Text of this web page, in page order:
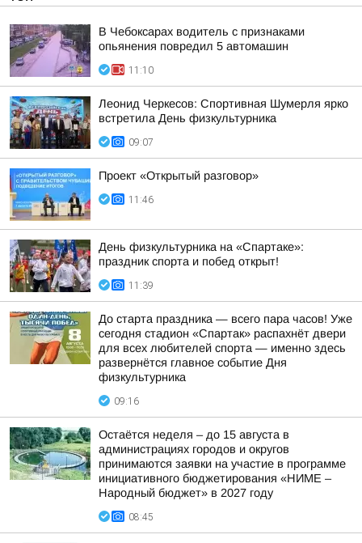
В Чебоксарах водитель с признаками
опьянения повредил 5 автомашин
11:10
Леонид Черкесов: Спортивная Шумерля ярко
встретила День физкультурника
09:07
Проект «Открытый разговор»
11:46
День физкультурника на «Спартаке»:
праздник спорта и побед открыт!
11:39
До старта праздника — всего пара часов! Уже
сегодня стадион «Спартак» распахнёт двери
для всех любителей спорта — именно здесь
развернётся главное событие Дня
физкультурника
09:16
Остаётся неделя – до 15 августа в
администрациях городов и округов
принимаются заявки на участие в программе
инициативного бюджетирования «НИМЕ –
Народный бюджет» в 2027 году
08:45